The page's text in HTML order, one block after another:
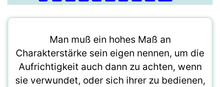
Man muß ein hohes Maß an
Charakterstärke sein eigen nennen, um die
Aufrichtigkeit auch dann zu achten, wenn
sie verwundet, oder sich ihrer zu bedienen,